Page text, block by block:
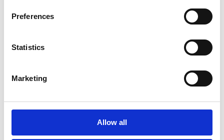
Preferences
Statistics
Marketing
Allow all